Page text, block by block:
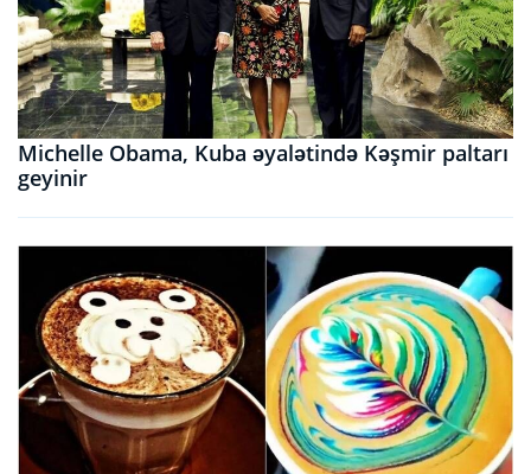
Michelle Obama, Kuba əyalətində Kəşmir paltarı
geyinir